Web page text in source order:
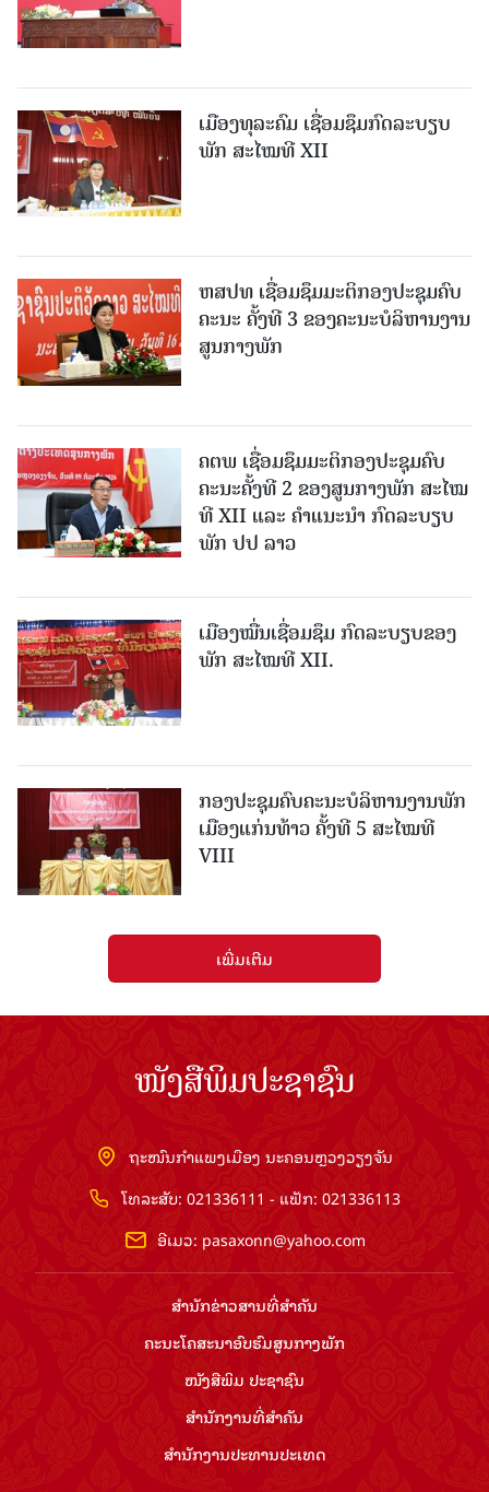
ເມືອງທຸລະຄົມ ເຊື່ອມຊຶມກົດລະບຽບ
ພັກ ສະໄໝທີ XII
ຫສປທ ເຊື່ອມຊຶມມະຕິກອງປະຊຸມຄົບ
ຄະນະ ຄັ້ງທີ 3 ຂອງຄະນະບໍລິຫານງານ
ສູນກາງພັກ
ຄຕພ ເຊື່ອມຊຶມມະຕິກອງປະຊຸມຄົບ
ຄະນະຄັ້ງທີ 2 ຂອງສູນກາງພັກ ສະໄໝ
ທີ XII ແລະ ຄໍາແນະນໍາ ກົດລະບຽບ
ພັກ ປປ ລາວ
ເມືອງ​ໝື່ນເຊື່ອມຊຶມ ກົດລະບຽບຂອງ
ພັກ ສະໄໝທີ XII.
ກອງປະຊຸມຄົບຄະນະບໍລິຫານງານພັກ
ເມືອງແກ່ນ​ທ້າວ ຄັ້ງທີ 5 ສະໄໝທີ
VIII
ເພີ່ມເຕີມ
ໜັງສືພິມປະຊາຊົນ
ຖະໜົນກຳແພງເມືອງ ນະຄອນຫຼວງວຽງຈັນ
ໂທລະສັບ: 021336111 - ແຟັກ: 021336113
ອີເມວ: pasaxonn@yahoo.com
ສຳ​ນັກ​ຂ່າວ​ສານ​ທີ່​ສຳ​ຄັນ​
ຄະນະໂຄສະນາອົບຮົມ​ສູນ​ກາງ​ພັກ
ໜັງສືພິມ ປະ​ຊາ​ຊົນ
ສຳ​ນັກ​ງານ​ທີ່​ສຳ​ຄັນ
ສຳ​ນັກ​ງານ​ປະ​ທານ​ປະ​ເທດ